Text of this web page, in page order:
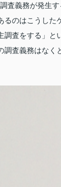
査義務が発生す
のはこうした
査をする」と
査義務はなく